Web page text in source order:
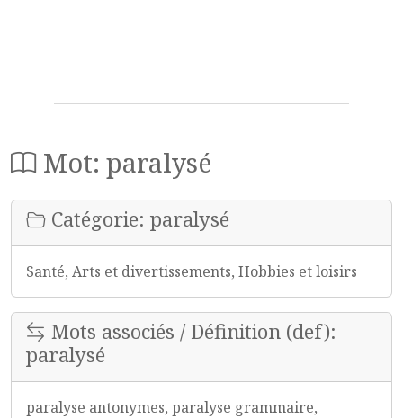
Mot: paralysé
Catégorie: paralysé
Santé, Arts et divertissements, Hobbies et loisirs
Mots associés / Définition (def):
paralysé
paralyse antonymes, paralyse grammaire,